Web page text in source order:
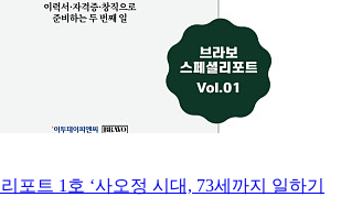
포트 1호 ‘사오정 시대, 73세까지 일하기